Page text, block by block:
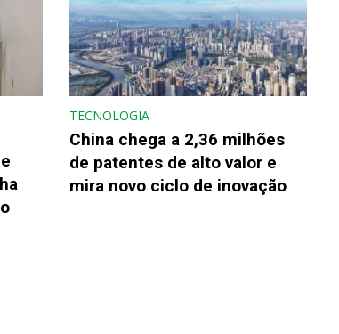
TECNOLOGIA
China chega a 2,36 milhões
de patentes de alto valor e
mira novo ciclo de inovação